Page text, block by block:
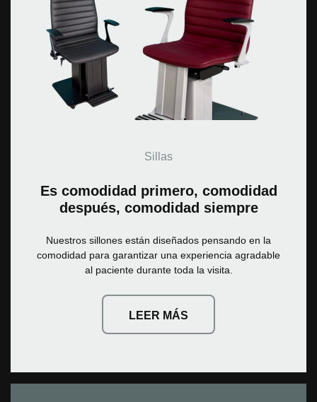
Sillas
Es comodidad primero, comodidad
después, comodidad siempre
Nuestros sillones están diseñados pensando en la
comodidad para garantizar una experiencia agradable
al paciente durante toda la visita.
LEER MÁS